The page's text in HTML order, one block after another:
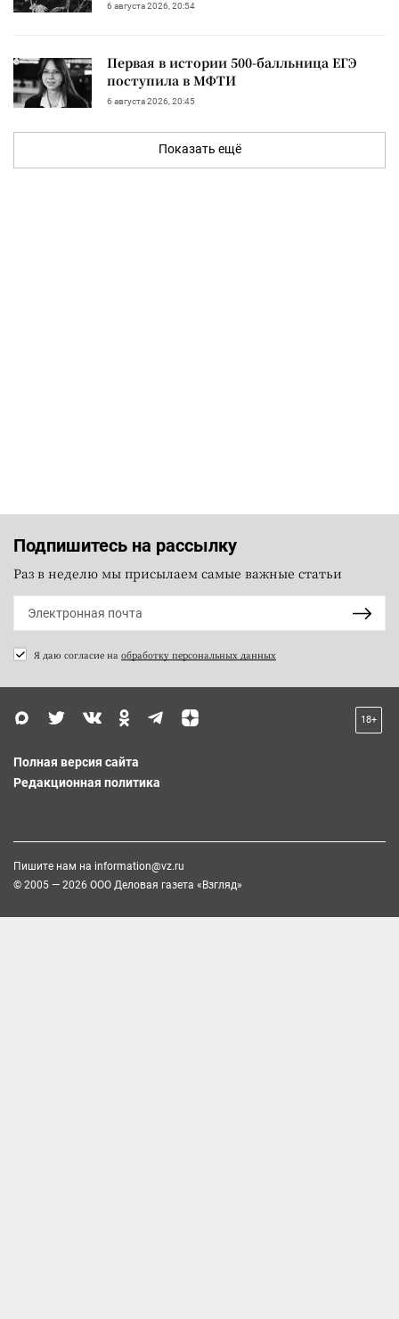
6 августа 2026, 20:54
Первая в истории 500-балльница ЕГЭ
поступила в МФТИ
6 августа 2026, 20:45
Показать ещё
Подпишитесь на рассылку
Раз в неделю мы присылаем самые важные статьи
Я даю согласие на обработку персональных данных
18+
Полная версия сайта
Редакционная политика
Пишите нам на information@vz.ru
© 2005 — 2026 ООО Деловая газета «Взгляд»